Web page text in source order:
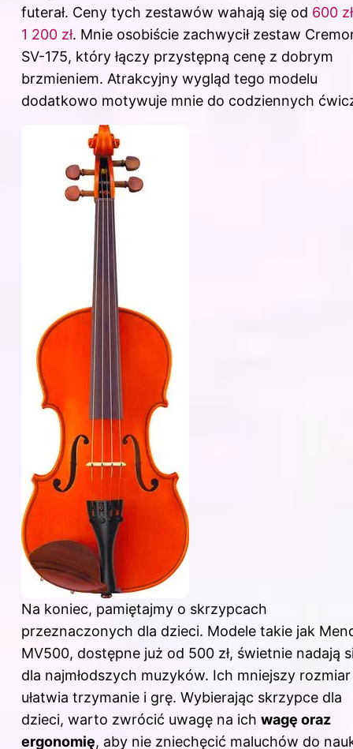
futerał. Ceny tych zestawów wahają się od 600
1 200 zł. Mnie osobiście zachwycił zestaw
SV-175, który łączy przystępną cenę z dobrym
brzmieniem. Atrakcyjny wygląd tego modelu
dodatkowo motywuje mnie do codziennych
Na koniec, pamiętajmy o skrzypcach
przeznaczonych dla dzieci. Modele takie jak
MV500, dostępne już od 500 zł, świetnie nadają
dla najmłodszych muzyków. Ich mniejszy rozmiar
ułatwia trzymanie i grę. Wybierając skrzypce dla
dzieci, warto zwrócić uwagę na ich wagę oraz
ergonomię, aby nie zniechęcić maluchów do